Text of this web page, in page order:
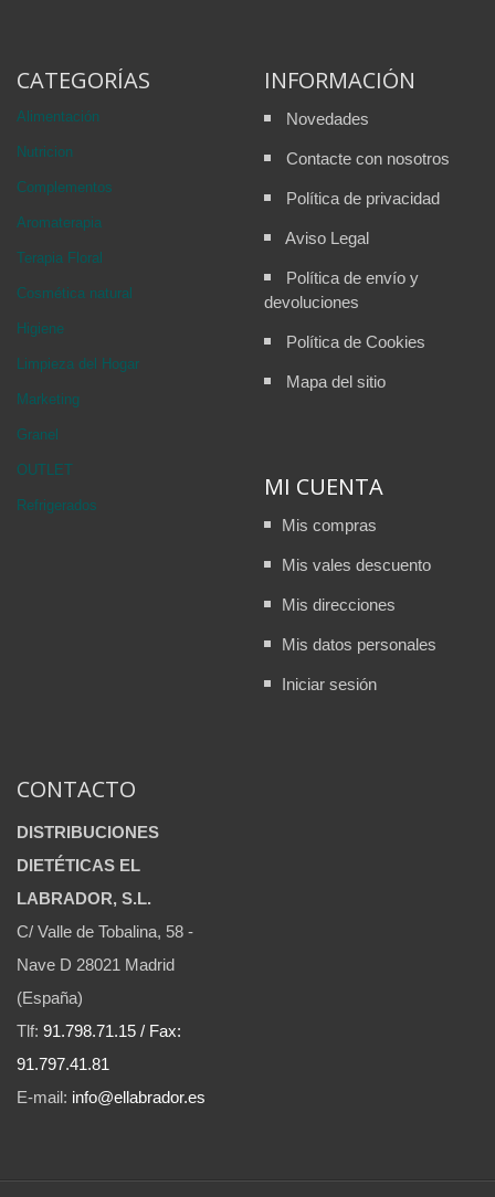
CATEGORÍAS
Alimentación
Nutricion
Complementos
Aromaterapia
Terapia Floral
Cosmética natural
Higiene
Limpieza del Hogar
Marketing
Granel
OUTLET
Refrigerados
INFORMACIÓN
Novedades
Contacte con nosotros
Política de privacidad
Aviso Legal
Política de envío y
devoluciones
Política de Cookies
Mapa del sitio
MI CUENTA
Mis compras
Mis vales descuento
Mis direcciones
Mis datos personales
Iniciar sesión
CONTACTO
DISTRIBUCIONES
DIETÉTICAS EL
LABRADOR, S.L.
C/ Valle de Tobalina, 58 -
Nave D 28021 Madrid
(España)
Tlf: 91.798.71.15 / Fax:
91.797.41.81
E-mail: info@ellabrador.es